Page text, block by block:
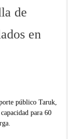
de
en
público Taruk,
para 60